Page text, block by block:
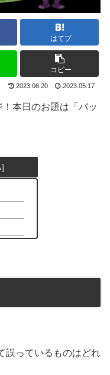
はてブ
コピー
2023.06.20 2023.05.17
本日のお題は「バッ
誤っているものはどれ